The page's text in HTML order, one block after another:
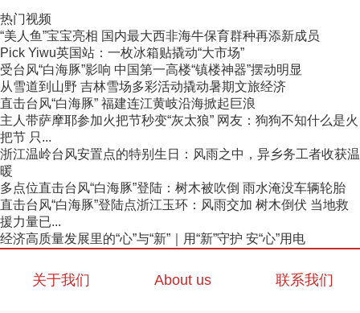
热门视频
“美人鱼”宝宝亮相 国内最大西非海牛保育群种再添新成员
Pick Yiwu英国站：一枚冰箱贴撬动“大市场”
受台风“白海豚”影响 中国第一高楼“镇楼神器”摆动明显
从雪道到山野 吉林雪场多彩活动撬动暑期文旅经济
直击台风“白海豚” 福建连江黄岐沿海掀起巨浪
主人带萨摩耶参加火把节秒变“灰太狼” 网友：狗狗不知什么是火
把节 只...
浙江温岭台风安置点的特别生日：风雨之中，异乡务工者收获温
暖
多点位直击台风“白海豚”登陆：树木被吹倒 雨水淹没车辆轮胎
直击台风“白海豚”登陆点浙江玉环：风雨交加 树木倒伏 当地救
援力量已...
经济高质量发展里的“心”与“新”｜用“新”守护 安“心”用电
关于我们 About us 联系我们